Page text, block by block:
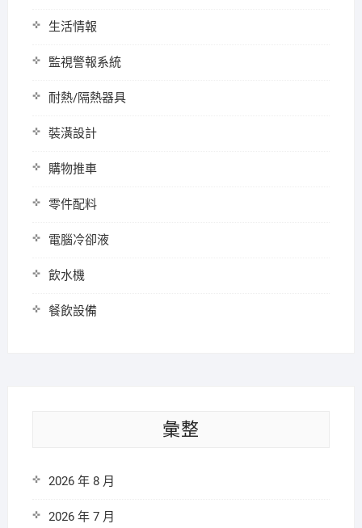
生活情報
監視警報系統
耐熱/隔熱器具
裝潢設計
購物推車
零件配料
電腦冷卻液
飲水機
餐飲設備
彙整
2026 年 8 月
2026 年 7 月